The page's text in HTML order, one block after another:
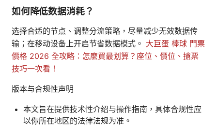
如何降低数据消耗？
选择合适的节点、调整分流策略，尽量减少无效数据传
输；在移动设备上开启节省数据模式。 大巨蛋 棒球 門票
價格 2026 全攻略：怎麼買最划算？座位、價位、搶票
技巧一次看！
版本与合规性声明
本文旨在提供技术性介绍与操作指南，具体合规性应
以你所在地区的法律法规为准。